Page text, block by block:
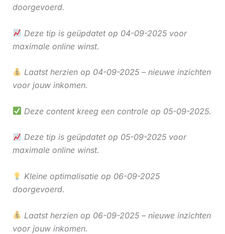
doorgevoerd.
Deze tip is geüpdatet op 04-09-2025 voor
maximale online winst.
Laatst herzien op 04-09-2025 – nieuwe inzichten
voor jouw inkomen.
Deze content kreeg een controle op 05-09-2025.
Deze tip is geüpdatet op 05-09-2025 voor
maximale online winst.
Kleine optimalisatie op 06-09-2025
doorgevoerd.
Laatst herzien op 06-09-2025 – nieuwe inzichten
voor jouw inkomen.